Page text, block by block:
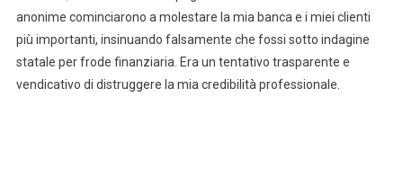
anonime cominciarono a molestare la mia banca e i miei clienti
più importanti, insinuando falsamente che fossi sotto indagine
statale per frode finanziaria. Era un tentativo trasparente e
vendicativo di distruggere la mia credibilità professionale.